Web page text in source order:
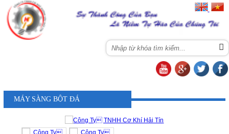
MÁY SÀNG BỘT ĐÁ